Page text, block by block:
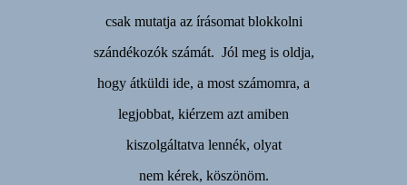
csak mutatja az írásomat blokkolni
szándékozók számát. Jól meg is oldja,
hogy átküldi ide, a most számomra, a
legjobbat, kiérzem azt amiben
kiszolgáltatva lennék, olyat
nem kérek, köszönöm.